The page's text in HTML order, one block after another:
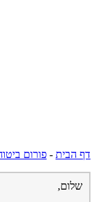
דף הבית - פורום
שלום,